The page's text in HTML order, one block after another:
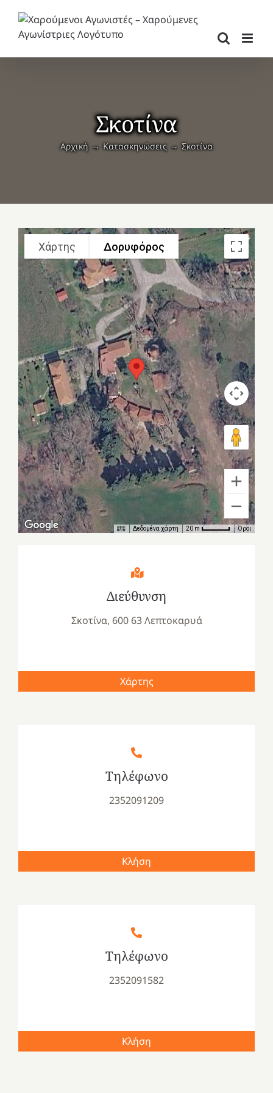
περιεχόμενο
Σκοτίνα
Αρχική Κατασκηνώσεις Σκοτίνα
Χάρτης Δορυφόρος
Δεδομένα χάρτη 20 m Όροι
Διεύθυνση
Σκοτίνα, 600 63 Λεπτοκαρυά
Χάρτης
Τηλέφωνο
2352091209
Κλήση
Τηλέφωνο
2352091582
Κλήση